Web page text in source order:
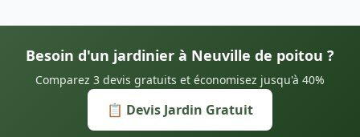
Besoin d'un jardinier à Neuville de poitou ?
Comparez 3 devis gratuits et économisez jusqu'à 40%
📋 Devis Jardin Gratuit